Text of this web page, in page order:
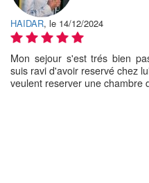
HAIDAR, le 14/12/2024
Mon sejour s'est trés bien
suis ravi d'avoir reservé chez
veulent reserver une chambre